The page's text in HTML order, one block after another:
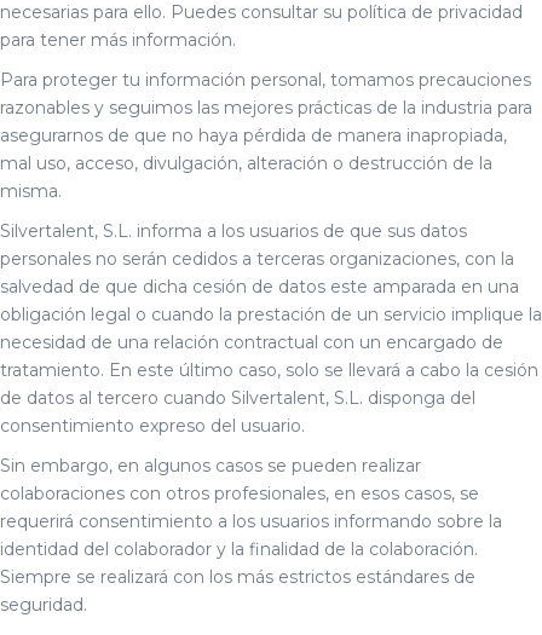
necesarias para ello. Puedes consultar su política de privacidad
para tener más información.
Para proteger tu información personal, tomamos precauciones
razonables y seguimos las mejores prácticas de la industria para
asegurarnos de que no haya pérdida de manera inapropiada,
mal uso, acceso, divulgación, alteración o destrucción de la
misma.
Silvertalent, S.L. informa a los usuarios de que sus datos
personales no serán cedidos a terceras organizaciones, con la
salvedad de que dicha cesión de datos este amparada en una
obligación legal o cuando la prestación de un servicio implique la
necesidad de una relación contractual con un encargado de
tratamiento. En este último caso, solo se llevará a cabo la cesión
de datos al tercero cuando Silvertalent, S.L. disponga del
consentimiento expreso del usuario.
Sin embargo, en algunos casos se pueden realizar
colaboraciones con otros profesionales, en esos casos, se
requerirá consentimiento a los usuarios informando sobre la
identidad del colaborador y la finalidad de la colaboración.
Siempre se realizará con los más estrictos estándares de
seguridad.